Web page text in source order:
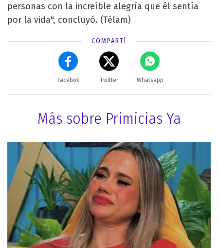
personas con la increíble alegría que él sentía
por la vida", concluyó. (Télam)
COMPARTÍ
Facebok Twitter Whatsapp
Más sobre Primicias Ya